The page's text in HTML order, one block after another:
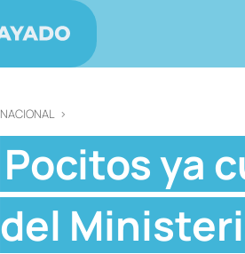
NACIONAL >
Pocitos ya
del